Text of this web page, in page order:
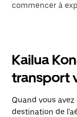
commencer à
Kailua
transport
Quand vous
destination de